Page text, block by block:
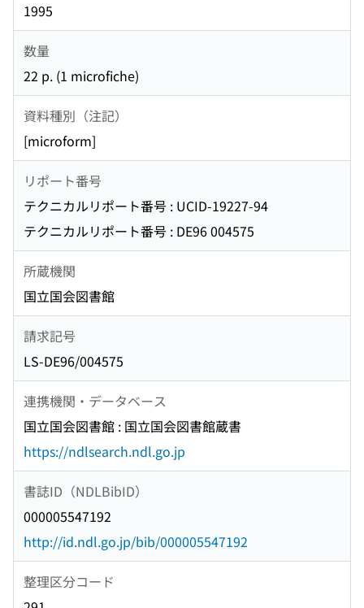
1995
数量
22 p. (1 microfiche)
資料種別（注記）
[microform]
リポート番号
テクニカルリポート番号 : UCID-19227-94
テクニカルリポート番号 : DE96 004575
所蔵機関
国立国会図書館
請求記号
LS-DE96/004575
連携機関・データベース
国立国会図書館 : 国立国会図書館蔵書
https://ndlsearch.ndl.go.jp
書誌ID（NDLBibID）
000005547192
http://id.ndl.go.jp/bib/000005547192
整理区分コード